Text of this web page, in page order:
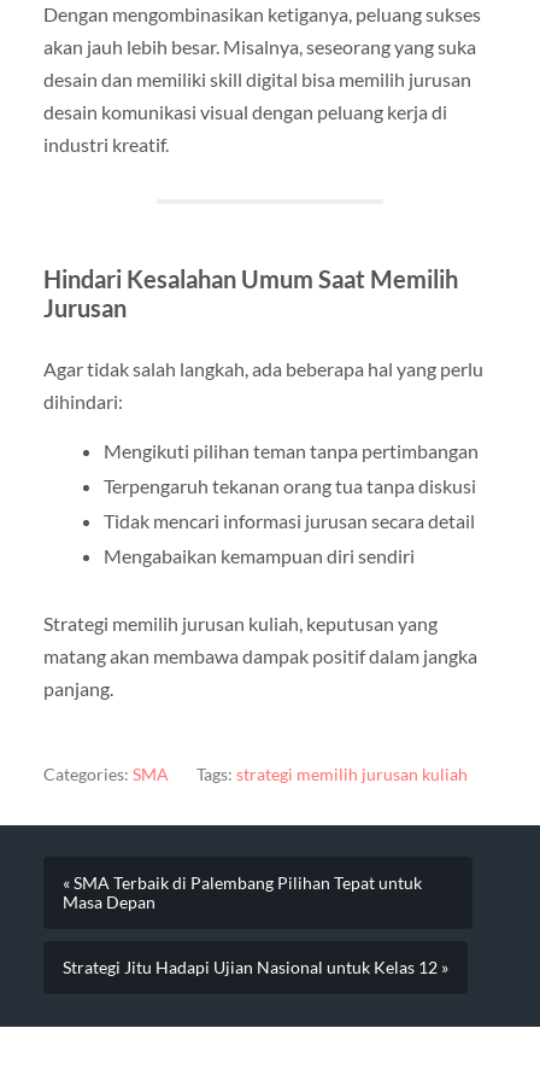
Dengan mengombinasikan ketiganya, peluang sukses
akan jauh lebih besar. Misalnya, seseorang yang suka
desain dan memiliki skill digital bisa memilih jurusan
desain komunikasi visual dengan peluang kerja di
industri kreatif.
Hindari Kesalahan Umum Saat Memilih
Jurusan
Agar tidak salah langkah, ada beberapa hal yang perlu
dihindari:
Mengikuti pilihan teman tanpa pertimbangan
Terpengaruh tekanan orang tua tanpa diskusi
Tidak mencari informasi jurusan secara detail
Mengabaikan kemampuan diri sendiri
Strategi memilih jurusan kuliah, keputusan yang
matang akan membawa dampak positif dalam jangka
panjang.
Categories: SMA Tags: strategi memilih jurusan kuliah
« SMA Terbaik di Palembang Pilihan Tepat untuk
Masa Depan
Strategi Jitu Hadapi Ujian Nasional untuk Kelas 12 »